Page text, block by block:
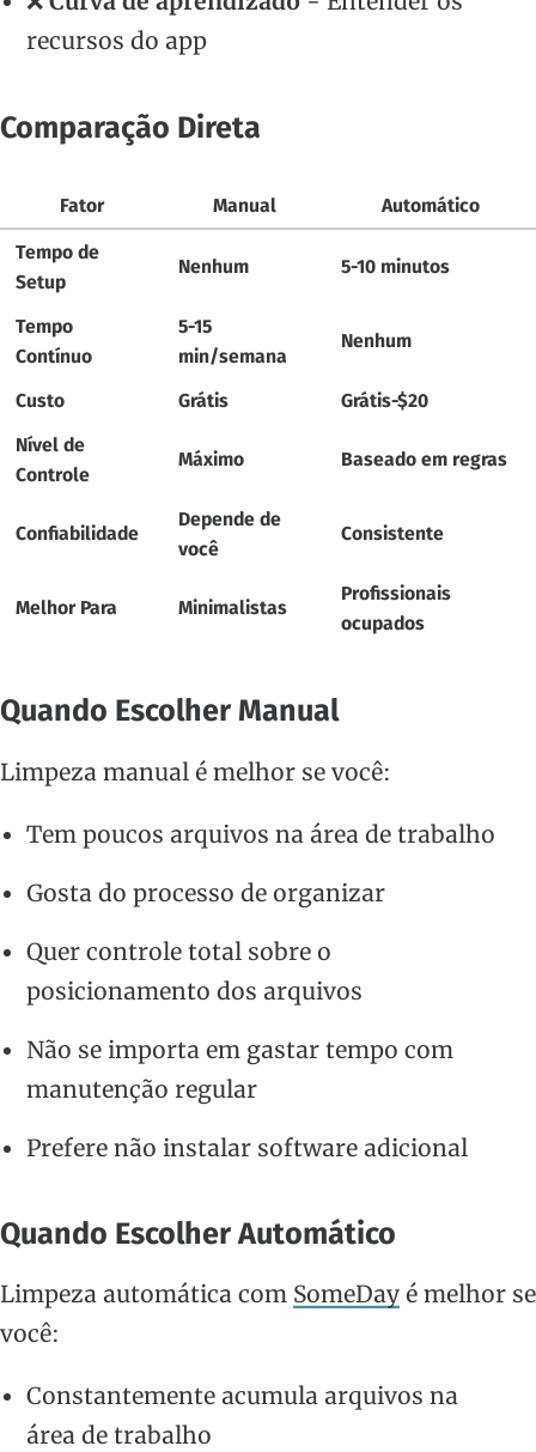
recursos do app
Comparação Direta
Fator Manual Automático
Tempo de
Setup
Nenhum 5-10 minutos
Tempo
Contínuo
5-15
min/semana
Nenhum
Custo Grátis
Grátis-$20
Nível de
Controle
Máximo Baseado em regras
Confiabilidade
Depende de
você
Consistente
Melhor Para Minimalistas
Profissionais
ocupados
Quando Escolher Manual
Limpeza manual é melhor se você:
Tem poucos arquivos na área de trabalho
Gosta do processo de organizar
Quer controle total sobre o
posicionamento dos arquivos
Não se importa em gastar tempo com
manutenção regular
Prefere não instalar software adicional
Quando Escolher Automático
Limpeza automática com SomeDay é melhor se
você:
Constantemente acumula arquivos na
área de trabalho